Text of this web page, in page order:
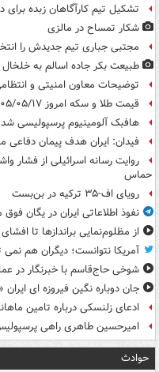
تشکیل تیم کارآگاهان زبده
شکار تمساح در مالزی
مجتبی جباری تیم جدیدش را
طبیعت بکر جاده اسالم به خلخال
توضیحات معاون امنیتی و
قیمت طلا و سکه امروز ۱۴۰۵/۰۵/۱۷
هافبک آلومینیوم پرسپولیسی شد
فیدان: ایران هدف پیمان دفاعی
روایت رسانه اسرائیلی از فشار
حماس
رویای اف-۳۵ ترکیه در بن‌بست
نفوذ اطلاعاتی ایران در یگان
از مظلوم‌نمایی براندازها تا
آمریکا نتوانست؛ دیگران هم نمی
شوخی حاج‌قاسم با خبرنگار در
جان دوباره نگین فیروزه ای ایران
ادعای زلنسکی درباره تامین
امیرحسین طاهری راهی
حوادث